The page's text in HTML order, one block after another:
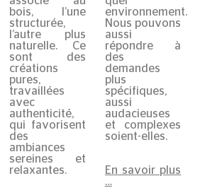
bois, l’une
structurée,
l’autre plus
naturelle. Ce
sont des
créations
pures,
travaillées
avec
authenticité,
qui favorisent
des
ambiances
sereines et
relaxantes.
environnement.
Nous pouvons
aussi
répondre à
des
demandes
plus
spécifiques,
aussi
audacieuses
et complexes
soient-elles.
En savoir plus
…